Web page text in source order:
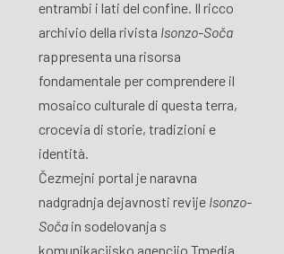
entrambi i lati del confine. Il ricco
archivio della rivista Isonzo-Soča
rappresenta una risorsa
fondamentale per comprendere il
mosaico culturale di questa terra,
crocevia di storie, tradizioni e
identità.
Čezmejni portal je naravna
nadgradnja dejavnosti revije Isonzo-
Soča in sodelovanja s
komunikacijsko agencijo Tmedia.